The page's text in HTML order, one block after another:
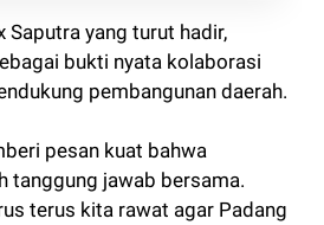
Saputra yang turut hadir,
bukti nyata kolaborasi
pembangunan daerah.
pesan kuat bahwa
tanggung jawab bersama.
terus kita rawat agar Padang